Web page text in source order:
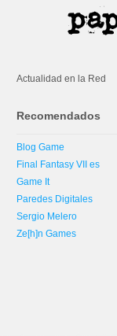
Actualidad en la Red
Recomendados
Blog Game
Final Fantasy VII es
Game It
Paredes Digitales
Sergio Melero
Ze[h]n Games